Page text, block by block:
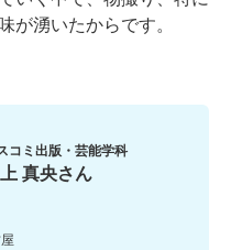
が湧いたからです。
コミ出版・芸能学科
真央さん